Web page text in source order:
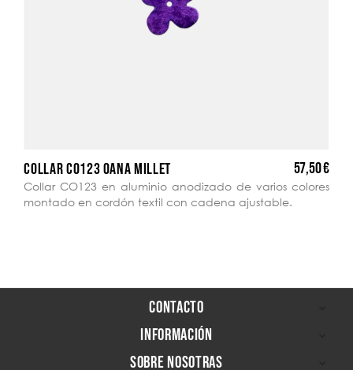
COLLAR CO123 OANA MILLET 57,50 €
Collar CO123 en aluminio anodizado de varios colores
montado en cordón textil con cadena ajustable.
CONTACTO
INFORMACIÓN
SOBRE NOSOTRAS